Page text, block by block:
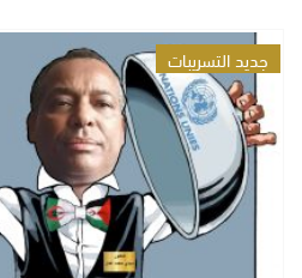
جديد التسريبات